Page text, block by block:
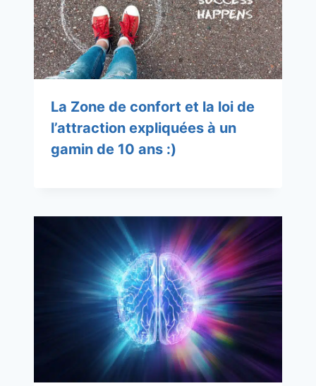
La Zone de confort et la loi de
l’attraction expliquées à un
gamin de 10 ans :)